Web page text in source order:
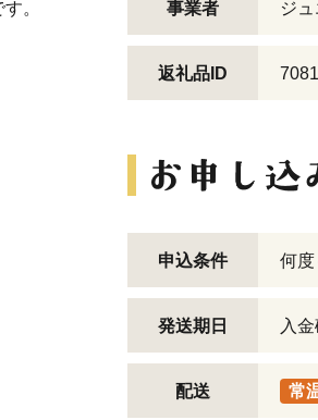
。 事業者 ジ
返礼品ID
申込条件 何
発送期日 入
配送 常